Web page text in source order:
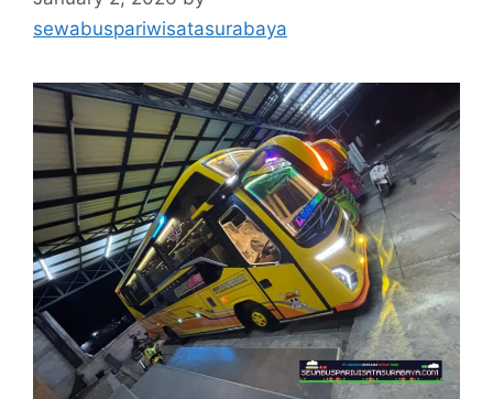
sewabuspariwisatasurabaya